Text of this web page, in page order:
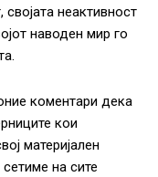
својата неактивност
наводен мир го
коментари дека
кои
материјален
на сите